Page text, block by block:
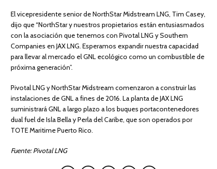
El vicepresidente senior de NorthStar Midstream LNG, Tim Casey,
dijo que “NorthStar y nuestros propietarios están entusiasmados
con la asociación que tenemos con Pivotal LNG y Southern
Companies en JAX LNG. Esperamos expandir nuestra capacidad
para llevar al mercado el GNL ecológico como un combustible de
próxima generación”.
Pivotal LNG y NorthStar Midstream comenzaron a construir las
instalaciones de GNL a fines de 2016. La planta de JAX LNG
suministrará GNL a largo plazo a los buques portacontenedores
dual fuel de Isla Bella y Perla del Caribe, que son operados por
TOTE Maritime Puerto Rico.
Fuente: Pivotal LNG